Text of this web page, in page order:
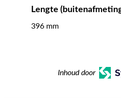
Lengte
396 mm
Inhoud door